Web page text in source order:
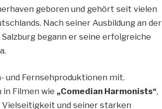
geboren und gehört seit vielen
Nach seiner Ausbildung an der
begann er seine erfolgreiche
und Fernsehproduktionen mit.
in Filmen wie „Comedian Harmonists“,
Vielseitigkeit und seiner starken